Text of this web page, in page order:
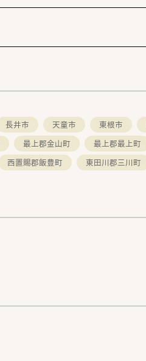
長井市 天童市 東根市
最上郡金山町 最上郡最上町
西置賜郡飯豊町 東田川郡三川町